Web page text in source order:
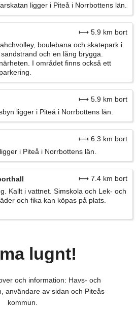
ligger i Piteå i Norrbottens län.
⟼ 5.9 km bort
boulebana och skatepark i
och en lång brygga.
I området finns också ett
⟼ 5.9 km bort
ligger i Piteå i Norrbottens län.
⟼ 6.3 km bort
i Piteå i Norrbottens län.
⟼ 7.4 km bort
Kallt i vattnet. Simskola och Lek- och
och fika kan köpas på plats.
lugnt!
och information: Havs- och
användare av sidan och Piteås
kommun.